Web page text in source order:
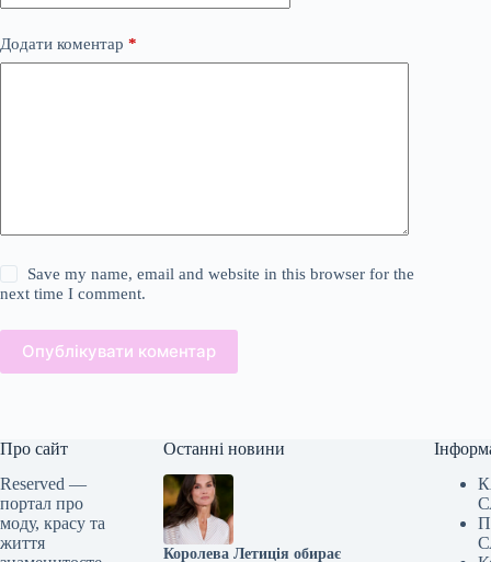
Додати коментар *
Save my name, email and website in this browser for the
next time I comment.
Опублікувати коментар
Про сайт
Reserved —
портал про
моду, красу та
життя
Останні новини
Королева Летиція обирає